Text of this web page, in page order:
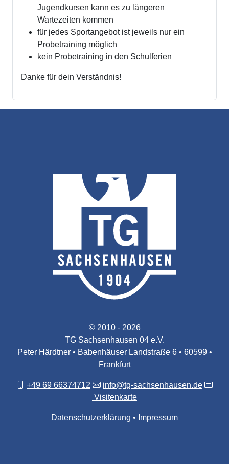
Jugendkursen kann es zu längeren
Wartezeiten kommen
für jedes Sportangebot ist jeweils nur ein
Probetraining möglich
kein Probetraining in den Schulferien
Danke für dein Verständnis!
© 2010 - 2026
TG Sachsenhausen 04 e.V.
Peter Härdtner • Babenhäuser Landstraße 6 • 60599 •
Frankfurt
+49 69 66374712
info@tg-sachsenhausen.de
Visitenkarte
Datenschutzerklärung Impressum